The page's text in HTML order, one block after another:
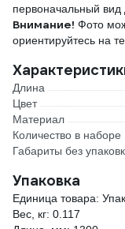
первоначальный вид
Внимание! Фото
ориентируйтесь на
Длина
Цвет
Материал
Количество в наборе
Габариты без
Упаковка
Единица товара:
Вес, кг: 0.117